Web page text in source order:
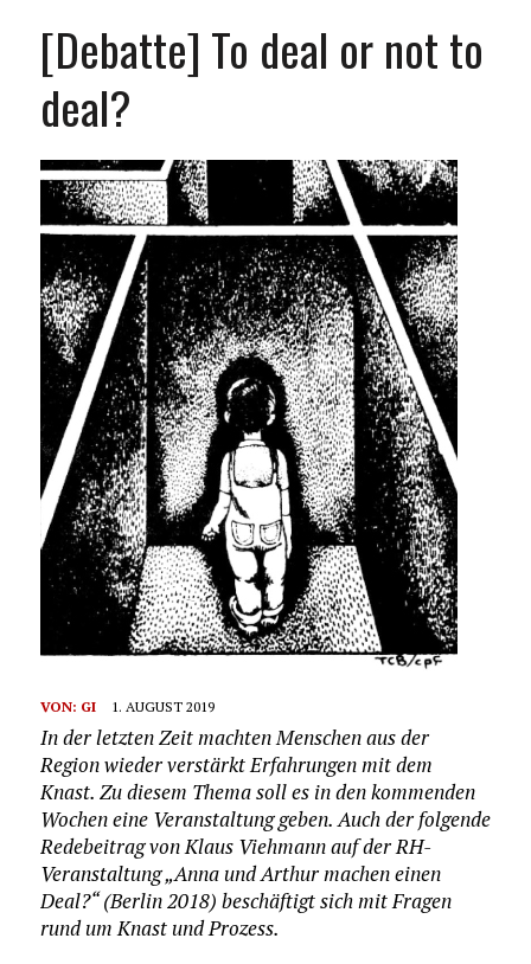
[Debatte] To deal or not to
deal?
VON: GI 1. AUGUST 2019
In der letzten Zeit machten Menschen aus der
Region wieder verstärkt Erfahrungen mit dem
Knast. Zu diesem Thema soll es in den kommenden
Wochen eine Veranstaltung geben. Auch der folgende
Redebeitrag von Klaus Viehmann auf der RH-
Veranstaltung „Anna und Arthur machen einen
Deal?“ (Berlin 2018) beschäftigt sich mit Fragen
rund um Knast und Prozess.